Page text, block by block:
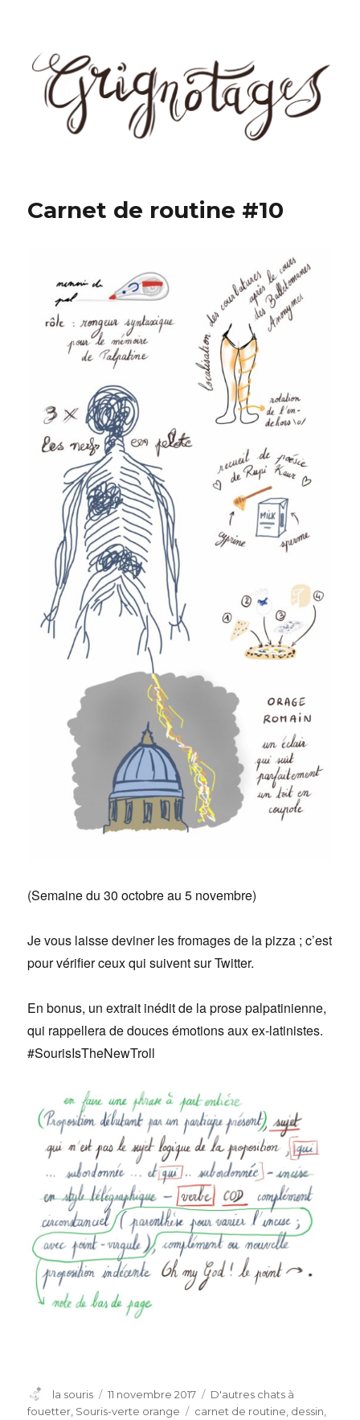
Carnet de routine #10
(Semaine du 30 octobre au 5 novembre)
Je vous laisse deviner les fromages de la pizza ; c’est
pour vérifier ceux qui suivent sur Twitter.
En bonus, un extrait inédit de la prose palpatinienne,
qui rappellera de douces émotions aux ex-latinistes.
#SourisIsTheNewTroll
Auteur
la souris
Publié
le
11 novembre 2017 Catégories
D'autres chats à
fouetter Souris-verte orange Étiquettes
carnet de routine dessin